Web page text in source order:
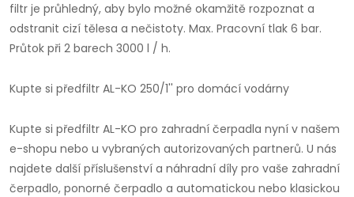
filtr je průhledný, aby bylo možné okamžitě rozpoznat a
odstranit cizí tělesa a nečistoty. Max. Pracovní tlak 6 bar.
Průtok při 2 barech 3000 l / h.
Kupte si předfiltr AL-KO 250/1'' pro domácí vodárny
Kupte si předfiltr AL-KO pro zahradní čerpadla nyní v našem
e-shopu nebo u vybraných autorizovaných partnerů. U nás
najdete další příslušenství a náhradní díly pro vaše zahradní
čerpadlo, ponorné čerpadlo a automatickou nebo klasickou